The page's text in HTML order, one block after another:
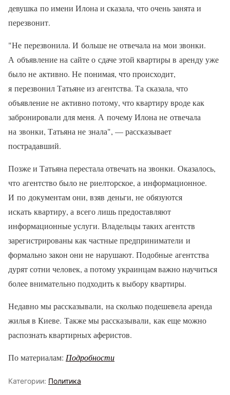
девушка по имени Илона и сказала, что очень занята и
перезвонит.
"Не перезвонила. И больше не отвечала на мои звонки.
А объявление на сайте о сдаче этой квартиры в аренду уже
было не активно. Не понимая, что происходит,
я перезвонил Татьяне из агентства. Та сказала, что
объявление не активно потому, что квартиру вроде как
забронировали для меня. А почему Илона не отвечала
на звонки, Татьяна не знала", — рассказывает
пострадавший.
Позже и Татьяна перестала отвечать на звонки. Оказалось,
что агентство было не риелторское, а информационное.
И по документам они, взяв деньги, не обязуются
искать квартиру, а всего лишь предоставляют
информационные услуги. Владельцы таких агентств
зарегистрированы как частные предприниматели и
формально закон они не нарушают. Подобные агентства
дурят сотни человек, а потому украинцам важно научиться
более внимательно подходить к выбору квартиры.
Недавно мы рассказывали, на сколько подешевела аренда
жилья в Киеве. Также мы рассказывали, как еще можно
распознать квартирных аферистов.
По материалам: Подробности
Категории: Политика